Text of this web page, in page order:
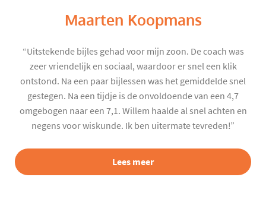
Maarten Koopmans
“Uitstekende bijles gehad voor mijn zoon. De coach was
zeer vriendelijk en sociaal, waardoor er snel een klik
ontstond. Na een paar bijlessen was het gemiddelde snel
gestegen. Na een tijdje is de onvoldoende van een 4,7
omgebogen naar een 7,1. Willem haalde al snel achten en
negens voor wiskunde. Ik ben uitermate tevreden!”
Lees meer